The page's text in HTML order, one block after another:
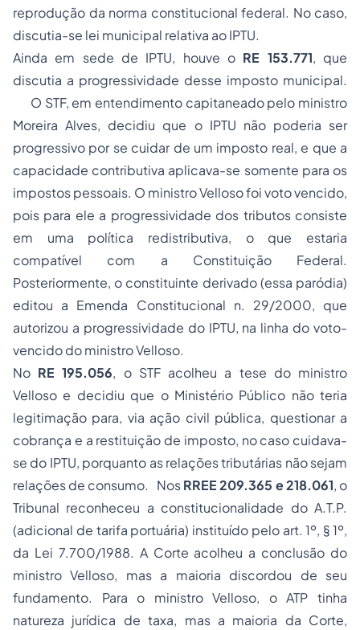
reprodução da norma constitucional federal. No caso,
discutia-se lei municipal relativa ao IPTU.
Ainda em sede de IPTU, houve o RE 153.771, que
discutia a progressividade desse imposto municipal.
O STF, em entendimento capitaneado pelo ministro
Moreira Alves, decidiu que o IPTU não poderia ser
progressivo por se cuidar de um imposto real, e que a
capacidade contributiva aplicava-se somente para os
impostos pessoais. O ministro Velloso foi voto vencido,
pois para ele a progressividade dos tributos consiste
em uma política redistributiva, o que estaria
compatível com a Constituição Federal.
Posteriormente, o constituinte derivado (essa paródia)
editou a Emenda Constitucional n. 29/2000, que
autorizou a progressividade do IPTU, na linha do voto-
vencido do ministro Velloso.
No RE 195.056, o STF acolheu a tese do ministro
Velloso e decidiu que o Ministério Público não teria
legitimação para, via ação civil pública, questionar a
cobrança e a restituição de imposto, no caso cuidava-
se do IPTU, porquanto as relações tributárias não sejam
relações de consumo. NosRREE 209.365 e 218.061, o
Tribunal reconheceu a constitucionalidade do A.T.P.
(adicional de tarifa portuária) instituído pelo art. 1º, § 1º,
da Lei 7.700/1988. A Corte acolheu a conclusão do
ministro Velloso, mas a maioria discordou de seu
fundamento. Para o ministro Velloso, o ATP tinha
natureza jurídica de taxa, mas a maioria da Corte,